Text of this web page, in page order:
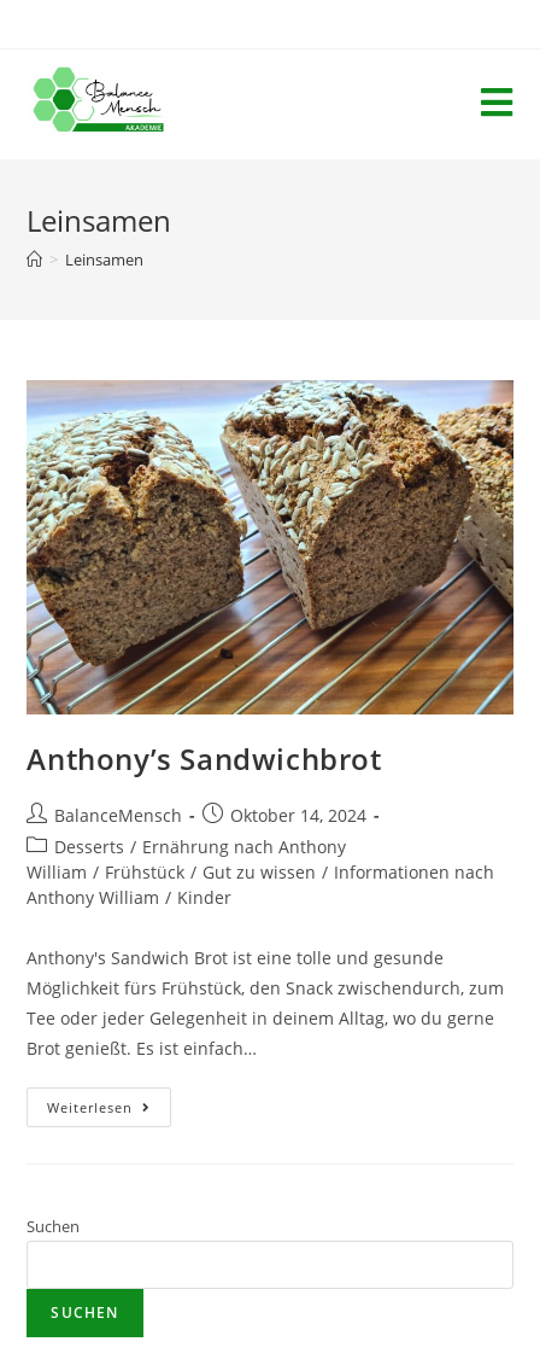
Leinsamen
> Leinsamen
Anthony’s Sandwichbrot
BalanceMensch
Oktober 14, 2024
Desserts / Ernährung nach Anthony
William / Frühstück / Gut zu wissen / Informationen nach
Anthony William / Kinder
Anthony's Sandwich Brot ist eine tolle und gesunde
Möglichkeit fürs Frühstück, den Snack zwischendurch, zum
Tee oder jeder Gelegenheit in deinem Alltag, wo du gerne
Brot genießt. Es ist einfach…
Weiterlesen
Suchen
SUCHEN